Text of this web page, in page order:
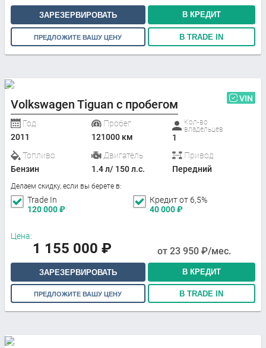
ЗАРЕЗЕРВИРОВАТЬ В КРЕДИТ
ПРЕДЛОЖИТЕ ВАШУ ЦЕНУ В TRADE IN
Volkswagen Tiguan с пробегом VIN
Год
2011
Пробег
121000 км
Кол-во
владельцев
1
Топливо
Бензин
Двигатель
1.4 л/ 150 л.с.
Привод
Передний
Делаем скидку, если вы берете в:
Trade In
120 000₽
Кредит от 6,5%
40 000₽
Цена:
1 155 000 ₽ от 23 950 ₽/мес.
ЗАРЕЗЕРВИРОВАТЬ В КРЕДИТ
ПРЕДЛОЖИТЕ ВАШУ ЦЕНУ В TRADE IN